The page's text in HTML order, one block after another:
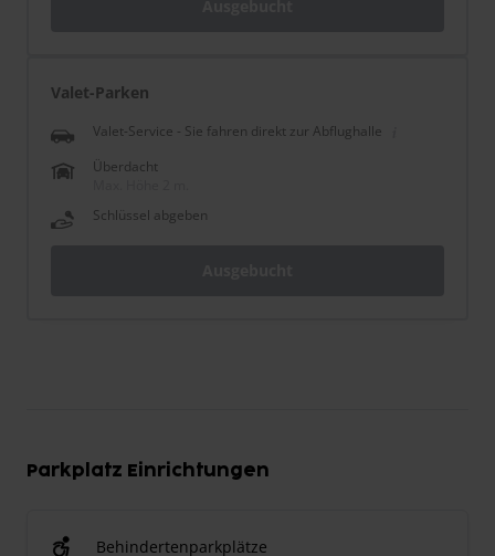
Valet-Parken
Valet-Service - Sie fahren direkt zur Abflughalle
Überdacht
Schlüssel abgeben
Parkplatz Einrichtungen
Behindertenparkplätze